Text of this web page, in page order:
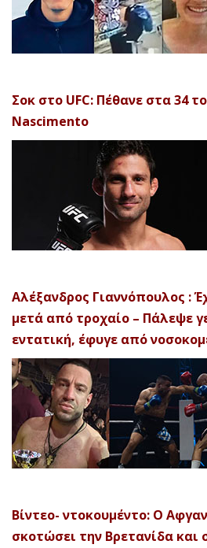
Σοκ στο UFC: Πέθανε στα 34
Nascimento
Αλέξανδρος Γιαννόπουλος :
μετά από τροχαίο – Πάλεψε
εντατική, έφυγε από
Βίντεο- ντοκουμέντο: Ο
σκοτώσει την Βρετανίδα και